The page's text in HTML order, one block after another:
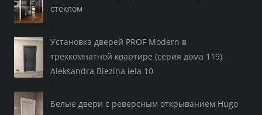
стеклом
Установка дверей PROF Modern в
трехкомнатной квартире (серия дома 119)
Aleksandra Bieziņa iela 10
Белые двери с реверсным открыванием Hugo